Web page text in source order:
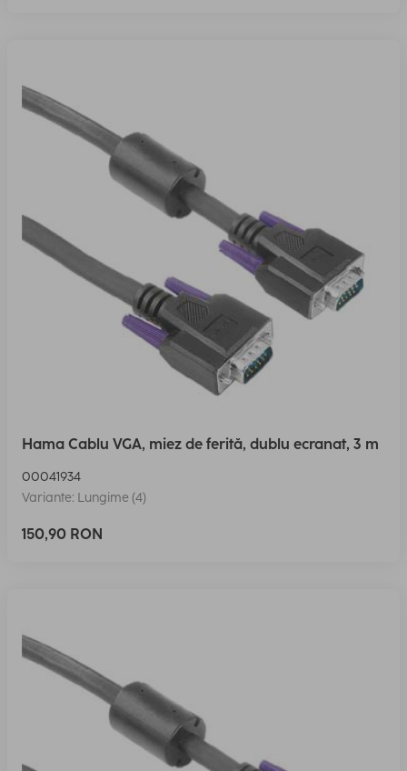
Hama Cablu VGA, miez de ferită, dublu ecranat, 3 m
00041934
Variante: Lungime (4)
150,90 RON